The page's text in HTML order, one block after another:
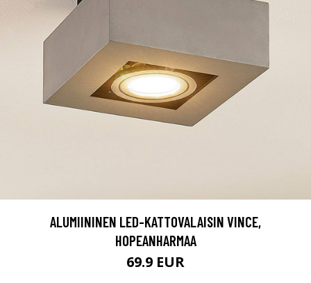
ALUMIININEN LED-KATTOVALAISIN VINCE,
HOPEANHARMAA
69.9 EUR